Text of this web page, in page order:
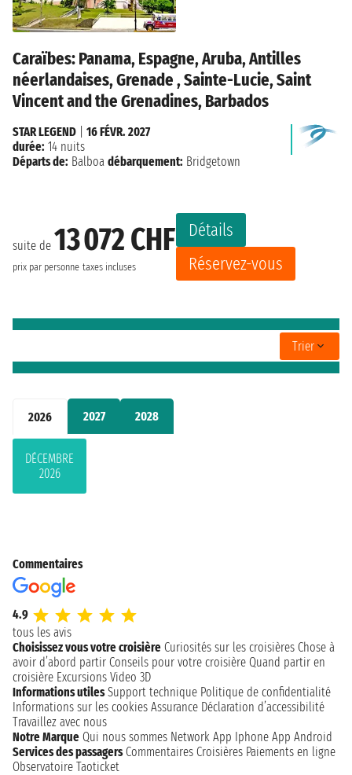
2026 2027 2028
DÉCEMBRE
2026
Caraïbes: Panama, Espagne, Aruba, Antilles
néerlandaises, Grenade , Sainte-Lucie, Saint
Vincent and the Grenadines, Barbados
suite de 13 072 CHF
prix par personne taxes incluses
Détails
Réservez-vous
STAR LEGEND
16 FÉVR. 2027
durée: 14 nuits
Départs de: Balboa débarquement: Bridgetown
Trier
Commentaires
4.9
tous les avis
Choisissez vous votre croisière Curiosités sur les croisières Chose à
avoir d’abord partir Conseils pour votre croisière Quand partir en
croisière Excursions Video 3D
Informations utiles Support technique Politique de confidentialité
Informations sur les cookies Assurance Déclaration d’accessibilité
Travaillez avec nous
Notre Marque Qui nous sommes Network App Iphone App Android
Services des passagers Commentaires Croisières Paiements en ligne
Observatoire Taoticket